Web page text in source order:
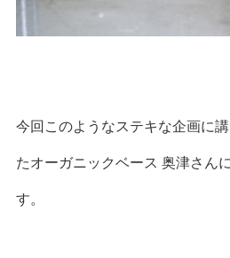
今回このようなステキな企画に
たオーガニックベース 奥津さん
す。